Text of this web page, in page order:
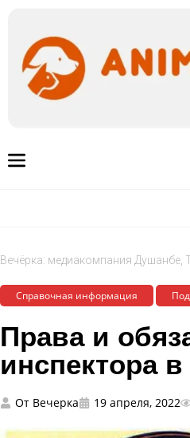
Вечёрка: медиакомпания Душанбе,
Cправочная информация
Права и
инспектора
От Вечерка 19 апреля, 2022